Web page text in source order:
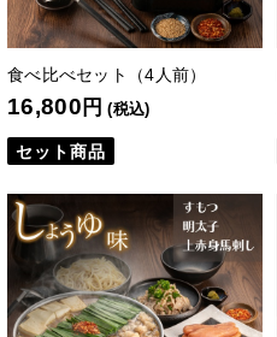
食べ比べセット（4人前）
16,800 円 (税込)
セット商品